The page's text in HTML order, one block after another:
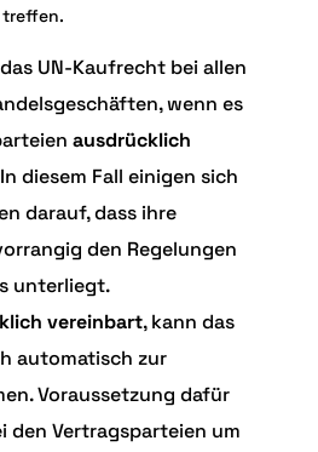
treffen.
UN-Kaufrecht bei allen
wenn es
ausdrücklich
diesem Fall einigen sich
darauf, dass ihre
den Regelungen
unterliegt.
vereinbart, kann das
automatisch zur
Voraussetzung dafür
den Vertragsparteien um